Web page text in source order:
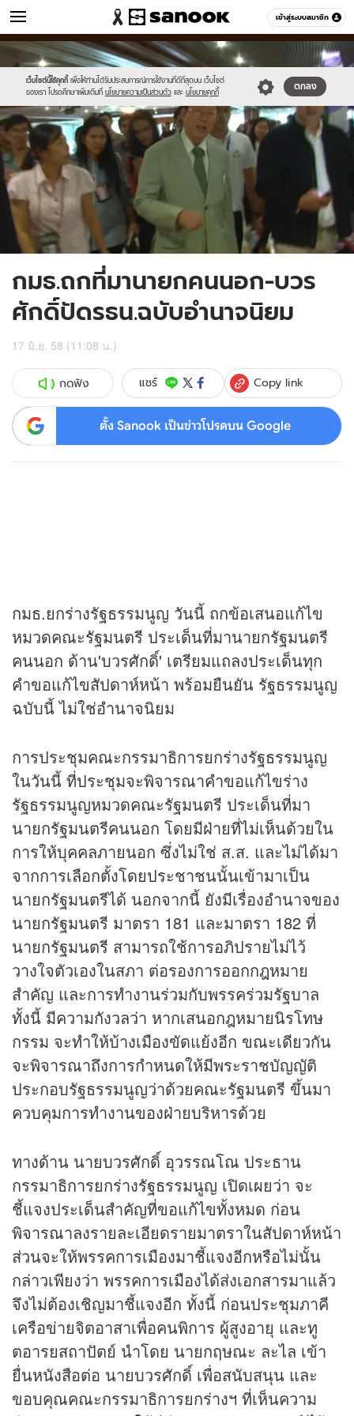
เข้าสู่ระบบสมาชิก
ข่าว หมวดอื่นๆ
เว็บไซต์นี้ใช้คุกกี้ เพื่อให้ท่านได้รับประสบการณ์การใช้งานที่ดีที่สุดบน เว็บไซต์
ของเรา โปรดศึกษาเพิ่มเติมที่ นโยบายความเป็นส่วนตัว และ นโยบายคุกกี้
ตกลง
Sanook
//s.isanook.com/sr/0/images/logo-
new-
sanook.png
600
60
//s.isanook.com/ns/0/ud/362/1813730/625467-
02.jpg
กมธ.ถกที่มานายกคนนอก-บวร
ศักดิ์ปัดรธน.ฉบับอำนาจนิยม
17 มิ.ย. 58 (11:08 น.)
กดฟัง แชร์ Copy link
ตั้ง Sanook เป็นข่าวโปรดบน Google
กมธ.ยกร่างรัฐธรรมนูญ วันนี้ ถกข้อเสนอแก้ไข
หมวดคณะรัฐมนตรี ประเด็นที่มานายกรัฐมนตรี
คนนอก ด้าน'บวรศักดิ์' เตรียมแถลงประเด็นทุก
คำขอแก้ไขสัปดาห์หน้า พร้อมยืนยัน รัฐธรรมนูญ
ฉบับนี้ ไม่ใช่อำนาจนิยม
การประชุมคณะกรรมาธิการยกร่างรัฐธรรมนูญ
ในวันนี้ ที่ประชุมจะพิจารณาคำขอแก้ไขร่าง
รัฐธรรมนูญหมวดคณะรัฐมนตรี ประเด็นที่มา
นายกรัฐมนตรีคนนอก โดยมีฝ่ายที่ไม่เห็นด้วยใน
การให้บุคคลภายนอก ซึ่งไม่ใช่ ส.ส. และไม่ได้มา
จากการเลือกตั้งโดยประชาชนนั้นเข้ามาเป็น
นายกรัฐมนตรีได้ นอกจากนี้ ยังมีเรื่องอำนาจของ
นายกรัฐมนตรี มาตรา 181 และมาตรา 182 ที่
นายกรัฐมนตรี สามารถใช้การอภิปรายไม่ไว้
วางใจตัวเองในสภา ต่อรองการออกกฎหมาย
สำคัญ และการทำงานร่วมกับพรรคร่วมรัฐบาล
ทั้งนี้ มีความกังวลว่า หากเสนอกฎหมายนิรโทษ
กรรม จะทำให้บ้างเมืองขัดแย้งอีก ขณะเดียวกัน
จะพิจารณาถึงการกำหนดให้มีพระราชบัญญัติ
ประกอบรัฐธรรมนูญว่าด้วยคณะรัฐมนตรี ขึ้นมา
ควบคุมการทำงานของฝ่ายบริหารด้วย
ทางด้าน นายบวรศักดิ์ อุวรรณโณ ประธาน
กรรมาธิการยกร่างรัฐธรรมนูญ เปิดเผยว่า จะ
ชี้แจงประเด็นสำคัญที่ขอแก้ไขทั้งหมด ก่อน
พิจารณาลงรายละเอียดรายมาตราในสัปดาห์หน้า
ส่วนจะให้พรรคการเมืองมาชี้แจงอีกหรือไม่นั้น
กล่าวเพียงว่า พรรคการเมืองได้ส่งเอกสารมาแล้ว
จึงไม่ต้องเชิญมาชี้แจงอีก ทั้งนี้ ก่อนประชุมภาคี
เครือข่ายจิตอาสาเพื่อคนพิการ ผู้สูงอายุ และทู
ตอารยสถาปัตย์ นำโดย นายกฤษณะ ละไล เข้า
ยื่นหนังสือต่อ นายบวรศักดิ์ เพื่อสนับสนุน และ
ขอบคุณคณะกรรมาธิการยกร่างฯ ที่เห็นความ